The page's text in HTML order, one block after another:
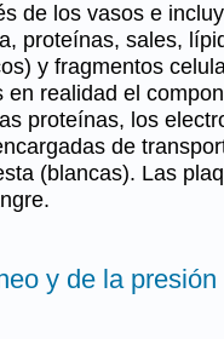
de los vasos e
proteínas, sales,
y fragmentos
en realidad el
proteínas, los
de
(blancas). Las
y de la presión